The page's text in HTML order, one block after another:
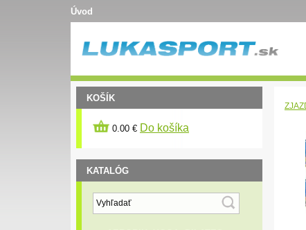
Úvod
KOŠÍK
0.00 € Do košíka
KATALÓG